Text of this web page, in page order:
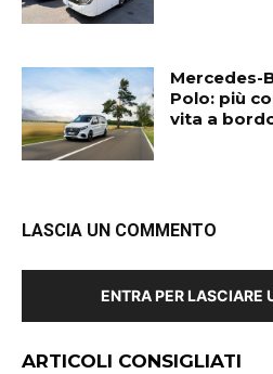
Mercedes-
Polo: più
vita a
LASCIA UN COMMENTO
ENTRA PER LASCIARE
ARTICOLI CONSIGLIATI